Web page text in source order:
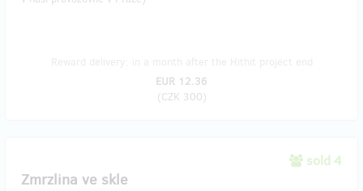
EUR 12.36
(CZK 300)
sold 4
Zmrzlina ve skle